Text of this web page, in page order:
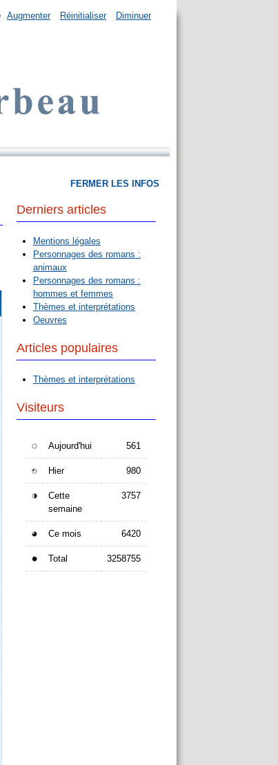
Augmenter Réinitialiser Diminuer
FERMER LES INFOS
Derniers articles
Mentions légales
Personnages des romans :
animaux
Personnages des romans :
hommes et femmes
Thèmes et interprétations
Oeuvres
Articles populaires
Thèmes et interprétations
Visiteurs
Aujourd'hui 561
Hier 980
Cette
semaine
3757
Ce mois 6420
Total 3258755